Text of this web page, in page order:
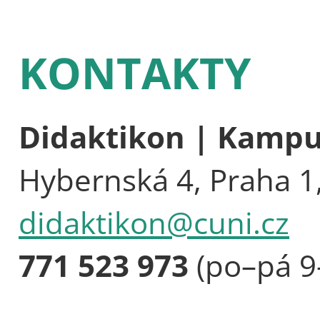
KONTAKTY
Didaktikon |
Hybernská 4, Praha
didaktikon@cuni.cz
771 523 973 (po–pá